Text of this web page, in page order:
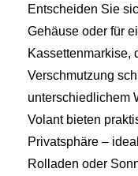
Entscheiden Sie
Gehäuse oder für
Kassettenmarkise,
Verschmutzung
unterschiedlichem
Volant bieten
Privatsphäre –
Rolladen oder